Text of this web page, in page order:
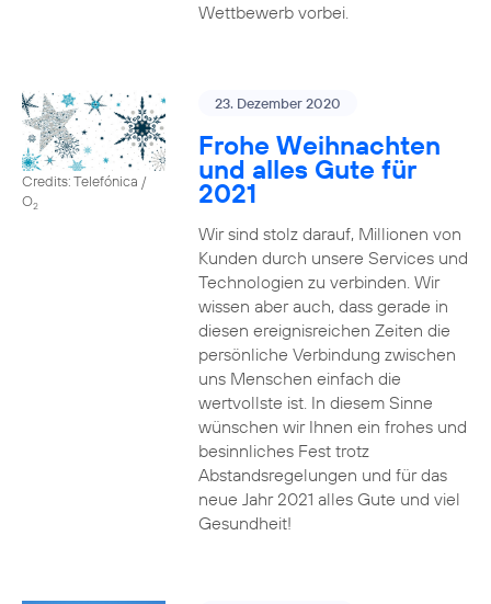
Wettbewerb vorbei.
Credits: Telefónica /
O2
23. Dezember 2020
Frohe Weihnachten
und alles Gute für
2021
Wir sind stolz darauf, Millionen von
Kunden durch unsere Services und
Technologien zu verbinden. Wir
wissen aber auch, dass gerade in
diesen ereignisreichen Zeiten die
persönliche Verbindung zwischen
uns Menschen einfach die
wertvollste ist. In diesem Sinne
wünschen wir Ihnen ein frohes und
besinnliches Fest trotz
Abstandsregelungen und für das
neue Jahr 2021 alles Gute und viel
Gesundheit!